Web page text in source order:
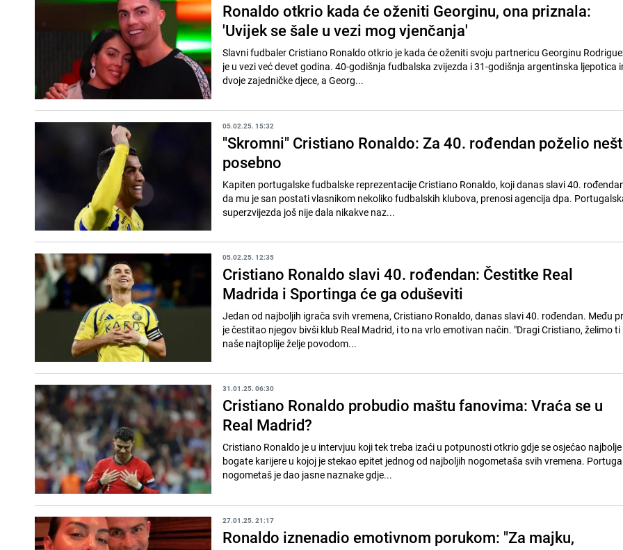
Ronaldo otkrio kada će oženiti Georginu, ona priznala:
'Uvijek se šale u vezi mog vjenčanja'
Slavni fudbaler Cristiano Ronaldo otkrio je kada će oženiti svoju partnericu Georginu
je u vezi već devet godina. 40-godišnja fudbalska zvijezda i 31-godišnja argentinska ljepotica
dvoje zajedničke djece, a Georg...
05.02.25. 15:32
"Skromni" Cristiano Ronaldo: Za 40. rođendan poželio
posebno
Kapiten portugalske fudbalske reprezentacije Cristiano Ronaldo, koji danas slavi 40.
da mu je san postati vlasnikom nekoliko fudbalskih klubova, prenosi agencija dpa.
superzvijezda još nije dala nikakve naz...
05.02.25. 12:35
Cristiano Ronaldo slavi 40. rođendan: Čestitke Real
Madrida i Sportinga će ga oduševiti
Jedan od najboljih igrača svih vremena, Cristiano Ronaldo, danas slavi 40. rođendan. Među
je čestitao njegov bivši klub Real Madrid, i to na vrlo emotivan način. "Dragi Cristiano, želimo
naše najtoplije želje povodom...
31.01.25. 06:30
Cristiano Ronaldo probudio maštu fanovima: Vraća se u
Real Madrid?
Cristiano Ronaldo je u intervjuu koji tek treba izaći u potpunosti otkrio gdje se osjećao
bogate karijere u kojoj je stekao epitet jednog od najboljih nogometaša svih vremena.
nogometaš je dao jasne naznake gdje...
27.01.25. 21:17
Ronaldo iznenadio emotivnom porukom: "Za majku,